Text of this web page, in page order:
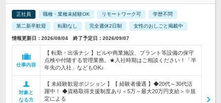
正社員 職種・業種未経験OK リモートワーク可 学歴不問
第二新卒歓迎 転勤なし 完全週休2日制 女性のおしごと掲載中
情報更新日：2026/08/04 終了予定日：2026/09/07
仕事内容
【 転勤・出張ナシ 】ビルや商業施設、プラント等設備の保守
点検や付随する管理業務。★入社時期はご相談ください！「半
年先の入社」などもOK♪
対象と
なる方
【 未経験歓迎ポジション 】【 経験者優遇 】◆20代～30代活
躍中！ ◆資格取得支援制度あり＜5万～最大20万円支給＞※規
定による